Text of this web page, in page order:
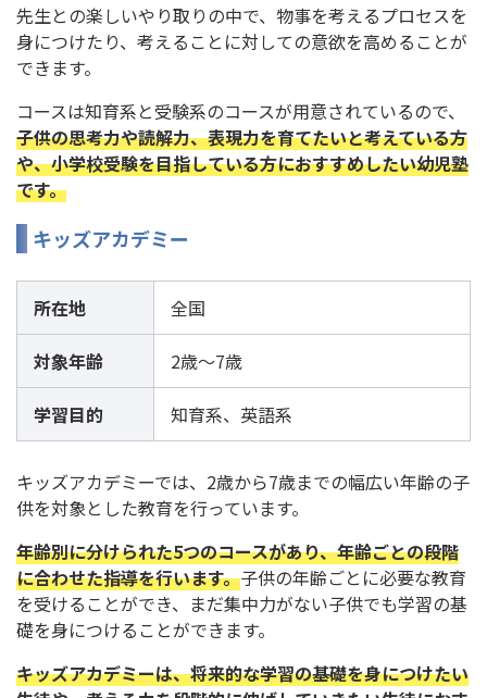
先生との楽しいやり取りの中で、物事を考えるプロセスを
身につけたり、考えることに対しての意欲を高めることが
できます。
コースは知育系と受験系のコースが用意されているので、
子供の思考力や読解力、表現力を育てたいと考えている方
や、小学校受験を目指している方におすすめしたい幼児塾
です。
キッズアカデミー
所在地 全国
対象年齢 2歳～7歳
学習目的 知育系、英語系
キッズアカデミーでは、2歳から7歳までの幅広い年齢の子
供を対象とした教育を行っています。
年齢別に分けられた5つのコースがあり、年齢ごとの段階
に合わせた指導を行います。子供の年齢ごとに必要な教育
を受けることができ、まだ集中力がない子供でも学習の基
礎を身につけることができます。
キッズアカデミーは、将来的な学習の基礎を身につけたい